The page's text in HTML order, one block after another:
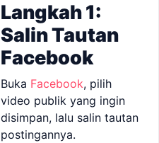
Langkah 1:
Salin Tautan
Facebook
Buka Facebook, pilih
video publik yang ingin
disimpan, lalu salin tautan
postingannya.